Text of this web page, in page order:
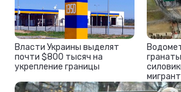
Власти Украины выделят
почти $800 тысяч на
укрепление границы